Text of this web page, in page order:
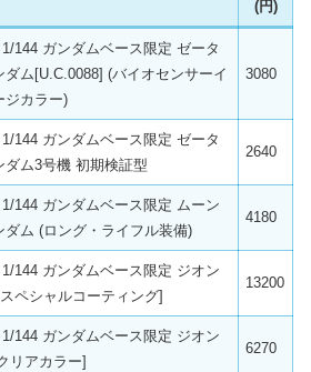
(円)
1/144 ガンダムベース限定 ゼータ
ダム[U.C.0088] (バイオセンサーイ
ジカラー)
3080
1/144 ガンダムベース限定 ゼータ
ダム3号機 初期検証型
2640
1/144 ガンダムベース限定 ムーン
ダム (ロング・ライフル装備)
4180
1/144 ガンダムベース限定 ジオン
ペシャルコーティング]
13200
1/144 ガンダムベース限定 ジオン
リアカラー]
6270